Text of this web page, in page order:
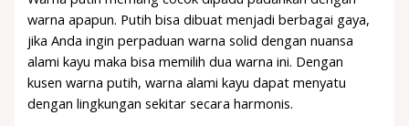
warna apapun. Putih bisa dibuat menjadi berbagai gaya,
jika Anda ingin perpaduan warna solid dengan nuansa
alami kayu maka bisa memilih dua warna ini. Dengan
kusen warna putih, warna alami kayu dapat menyatu
dengan lingkungan sekitar secara harmonis.